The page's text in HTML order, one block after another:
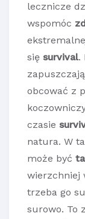
lecznicze
wspomóc
się survival.
obcować z
czasie
natura. W
może być
wierzchniej
trzeba go
surowo. To